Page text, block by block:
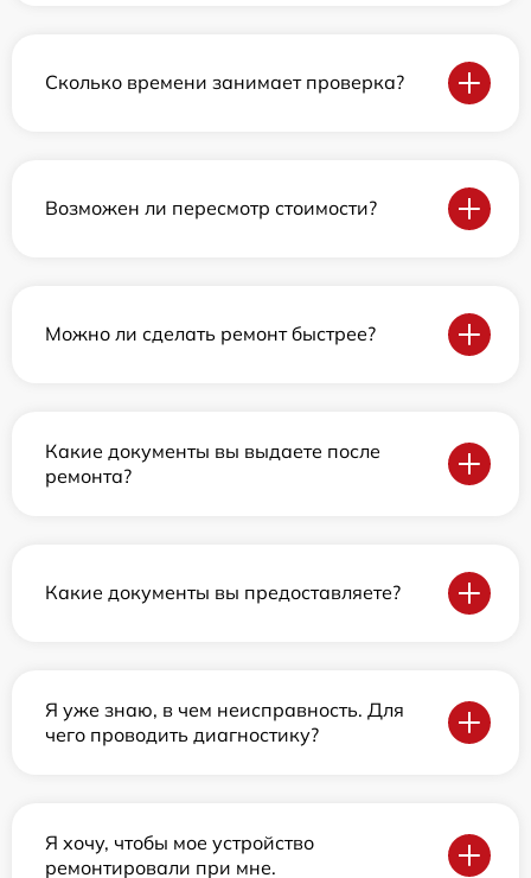
Сколько времени занимает проверка?
Возможен ли пересмотр стоимости?
Можно ли сделать ремонт быстрее?
Какие документы вы выдаете после
ремонта?
Какие документы вы предоставляете?
Я уже знаю, в чем неисправность. Для
чего проводить диагностику?
Я хочу, чтобы мое устройство
ремонтировали при мне.